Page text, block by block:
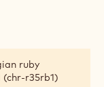
ruby
(chr-r35rb1)